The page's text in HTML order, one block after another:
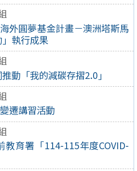
外圓夢基金計畫－澳洲塔斯馬
執行成果
動「我的減碳存摺2.0」
遷講習活動
教育署「114-115年度COVID-